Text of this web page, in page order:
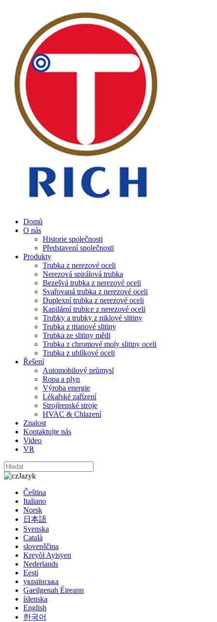
Domů
O nás
Historie společnosti
Představení společnosti
Produkty
Trubka z nerezové oceli
Nerezová spirálová trubka
Bezešvá trubka z nerezové oceli
Svařovaná trubka z nerezové oceli
Duplexní trubka z nerezové oceli
Kapilární trubice z nerezové oceli
Trubky a trubky z niklové slitiny
Trubka z titanové slitiny
Trubka ze slitiny mědi
Trubka z chromové moly slitiny oceli
Trubka z uhlíkové oceli
Řešení
Automobilový průmysl
Ropa a plyn
Výroba energie
Lékařské zařízení
Strojírenské stroje
HVAC & Chlazení
Znalost
Kontaktujte nás
Video
VR
Jazyk
Čeština
Italiano
Norsk
日本語
Svenska
Català
slovenščina
Kreyòl Ayisyen
Nederlands
Eesti
українська
Gaeilgenah Éireann
íslenska
English
한국어